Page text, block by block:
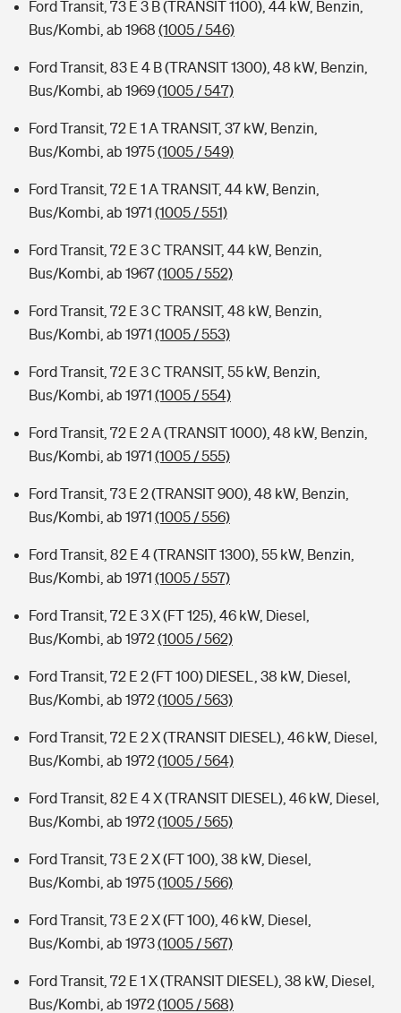
Ford Transit, 73 E 3 B (TRANSIT 1100), 44 kW, Benzin,
Bus/Kombi, ab 1968 (1005 / 546)
Ford Transit, 83 E 4 B (TRANSIT 1300), 48 kW, Benzin,
Bus/Kombi, ab 1969(1005 / 547)
Ford Transit, 72 E 1 A TRANSIT, 37 kW, Benzin,
Bus/Kombi, ab 1975(1005 / 549)
Ford Transit, 72 E 1 A TRANSIT, 44 kW, Benzin,
Bus/Kombi, ab 1971 (1005 / 551)
Ford Transit, 72 E 3 C TRANSIT, 44 kW, Benzin,
Bus/Kombi, ab 1967(1005 / 552)
Ford Transit, 72 E 3 C TRANSIT, 48 kW, Benzin,
Bus/Kombi, ab 1971 (1005 / 553)
Ford Transit, 72 E 3 C TRANSIT, 55 kW, Benzin,
Bus/Kombi, ab 1971 (1005 / 554)
Ford Transit, 72 E 2 A (TRANSIT 1000), 48 kW, Benzin,
Bus/Kombi, ab 1971 (1005 / 555)
Ford Transit, 73 E 2 (TRANSIT 900), 48 kW, Benzin,
Bus/Kombi, ab 1971 (1005 / 556)
Ford Transit, 82 E 4 (TRANSIT 1300), 55 kW, Benzin,
Bus/Kombi, ab 1971 (1005 / 557)
Ford Transit, 72 E 3 X (FT 125), 46 kW, Diesel,
Bus/Kombi, ab 1972(1005 / 562)
Ford Transit, 72 E 2 (FT 100) DIESEL, 38 kW, Diesel,
Bus/Kombi, ab 1972(1005 / 563)
Ford Transit, 72 E 2 X (TRANSIT DIESEL), 46 kW, Diesel,
Bus/Kombi, ab 1972(1005 / 564)
Ford Transit, 82 E 4 X (TRANSIT DIESEL), 46 kW, Diesel,
Bus/Kombi, ab 1972(1005 / 565)
Ford Transit, 73 E 2 X (FT 100), 38 kW, Diesel,
Bus/Kombi, ab 1975(1005 / 566)
Ford Transit, 73 E 2 X (FT 100), 46 kW, Diesel,
Bus/Kombi, ab 1973(1005 / 567)
Ford Transit, 72 E 1 X (TRANSIT DIESEL), 38 kW, Diesel,
Bus/Kombi, ab 1972(1005 / 568)